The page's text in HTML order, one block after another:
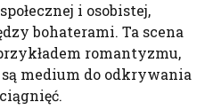
i osobistej,
bohaterami. Ta scena
romantyzmu,
medium do odkrywania